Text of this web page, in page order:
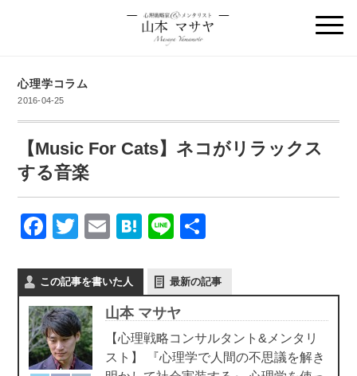
心理学コラム
2016-04-25
【Music For Cats】ネコがリラックス
する音楽
F
c
e
b
o
T
tt
er
E
ail
H
e
n
a
Li
e
この記事を書いた人 最新の記事
山本 マサヤ
【心理戦略コンサルタント&メンタリ
スト】 『心理学で人間の不思議を解き